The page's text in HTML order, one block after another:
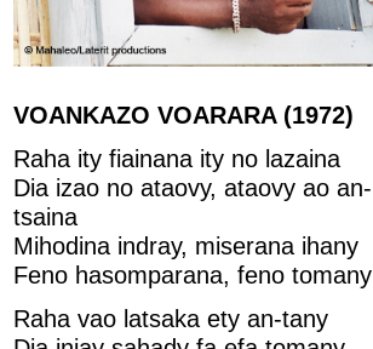
VOANKAZO VOARARA (1972)
Raha ity fiainana ity no lazaina
Dia izao no ataovy, ataovy ao an-
tsaina
Mihodina indray, miserana ihany
Feno hasomparana, feno tomany
Raha vao latsaka ety an-tany